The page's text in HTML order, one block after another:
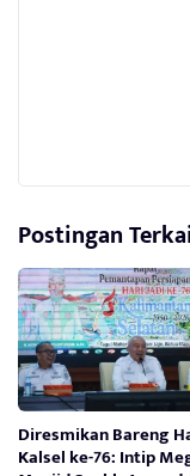
Postingan
Diresmikan Bareng
Kalsel ke-76: Intip